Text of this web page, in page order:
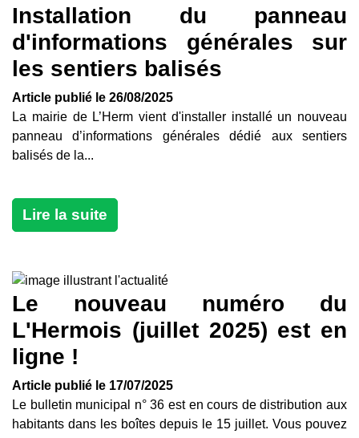
Installation du panneau
d'informations générales sur
les sentiers balisés
Article publié le 26/08/2025
La mairie de L’Herm vient d'installer installé un nouveau
panneau d’informations générales dédié aux sentiers
balisés de la...
Lire la suite
Le nouveau numéro du
L'Hermois (juillet 2025) est en
ligne !
Article publié le 17/07/2025
Le bulletin municipal n° 36 est en cours de distribution aux
habitants dans les boîtes depuis le 15 juillet. Vous pouvez